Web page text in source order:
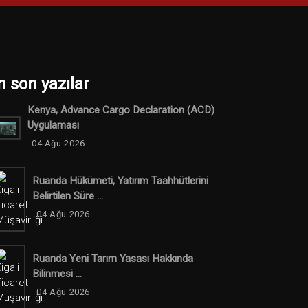
son yazılar
Kenya, Advance Cargo Declaration (ACD)
Uygulaması
04 Ağu 2026
Ruanda Hükümeti, Yatırım Taahhütlerini
Belirtilen Süre ...
04 Ağu 2026
Ruanda Yeni Tarım Yasası Hakkında
Bilinmesi ...
04 Ağu 2026